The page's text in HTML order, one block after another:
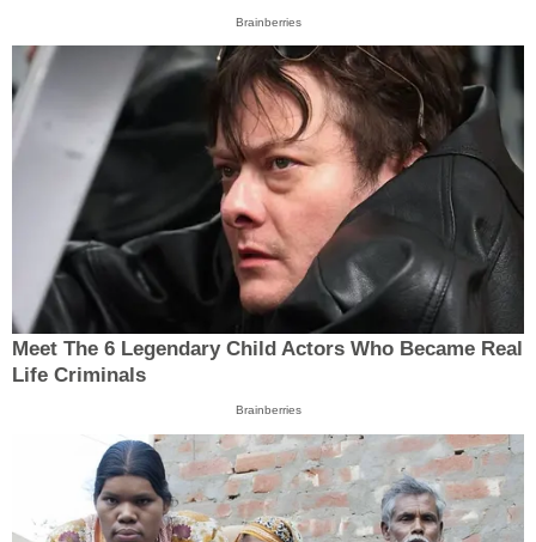
Brainberries
Meet The 6 Legendary Child Actors Who Became Real
Life Criminals
Brainberries